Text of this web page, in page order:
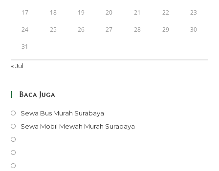
17 18 19 20 21 22 23
24 25 26 27 28 29 30
31
« Jul
Baca Juga
Sewa Bus Murah Surabaya
in
Sewa Mobil Mewah Murah Surabaya